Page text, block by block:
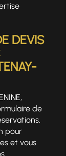
DEVIS
de
pour
et vous